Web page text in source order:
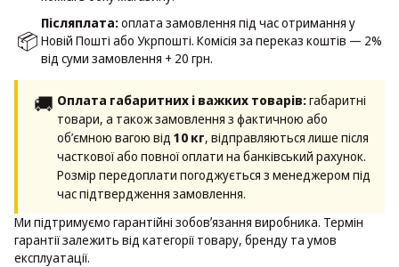
📦
Післяплата:оплата замовлення під час отримання у
Новій Пошті або Укрпошті. Комісія за переказ коштів — 2%
від суми замовлення + 20 грн.
🚚 Оплата габаритних і важких товарів:габаритні
товари, а також замовлення з фактичною або
об’ємною вагою від 10 кг, відправляються лише після
часткової або повної оплати на банківський рахунок.
Розмір передоплати погоджується з менеджером під
час підтвердження замовлення.
Ми підтримуємо гарантійні зобовʼязання виробника. Термін
гарантії залежить від категорії товару, бренду та умов
експлуатації.